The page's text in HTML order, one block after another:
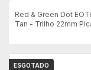
Red & Green Dot
Tan - Trilho 22mm
ESGOTADO